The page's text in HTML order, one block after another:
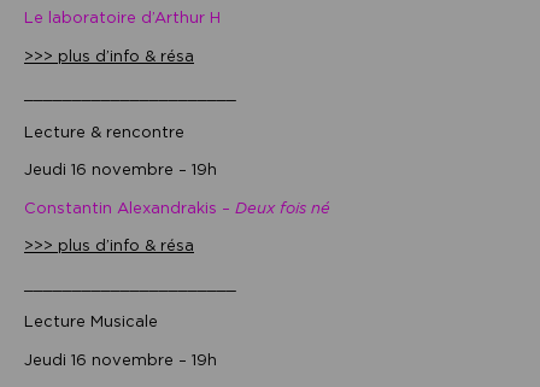
Le laboratoire d’Arthur H
>>> plus d’info & résa
Lecture & rencontre
Jeudi 16 novembre – 19h
Constantin Alexandrakis – Deux fois né
>>> plus d’info & résa
Lecture Musicale
Jeudi 16 novembre – 19h